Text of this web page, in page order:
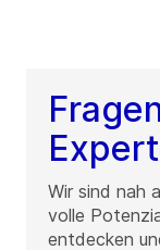
Wir sind nah
volle
entdecken